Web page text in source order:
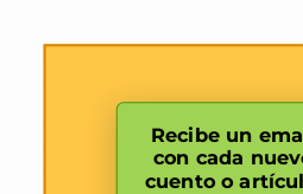
Recibe un
con cada
cuento o